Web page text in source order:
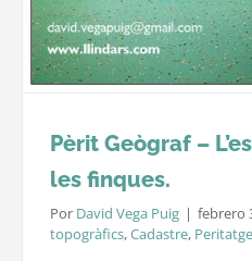
Pèrit Geògraf –
les finques.
Por David Vega Puig | febrero
topogràfics,Cadastre,